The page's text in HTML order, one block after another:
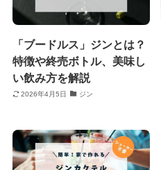
「ブードルス」ジンとは？
特徴や終売ボトル、美味し
い飲み方を解説
2026年4月5日 ジン